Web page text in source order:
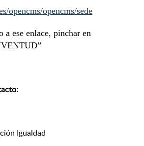
opencms/opencms/sede
a ese enlace, pinchar en
Igualdad